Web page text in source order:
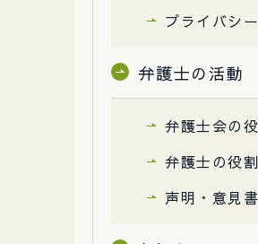
プライバシ
弁護士の活動
弁護士会の
弁護士の役割
声明・意見書